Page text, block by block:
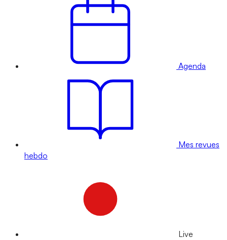
Agenda
Mes revues
hebdo
Live